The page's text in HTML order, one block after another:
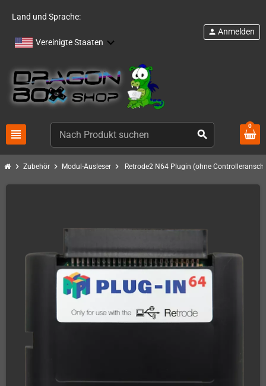
Land und Sprache:
Vereinigte Staaten
view_headline search
person Anmelden
0
chevron_right Zubehör chevron_right Modul-Ausleser chevron_right Retrode2 N64 Plugin (ohne